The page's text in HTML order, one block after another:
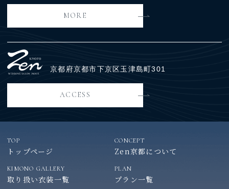
MORE
京都府京都市下京区玉津島町301
ACCESS
TOP
トップページ
CONCEPT
Zen京都について
KIMONO GALLERY
取り扱い衣装一覧
PLAN
プラン一覧